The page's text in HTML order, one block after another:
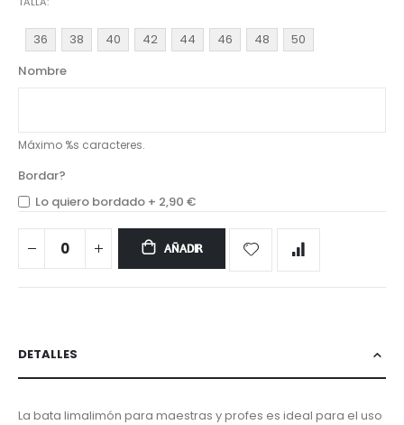
36 38 40 42 44 46 48
50
Nombre
Máximo %s caracteres.
Bordar?
Lo quiero bordado + 2,90 €
AÑADIR
DETALLES
La bata limalimón para maestras y profes es ideal para el uso